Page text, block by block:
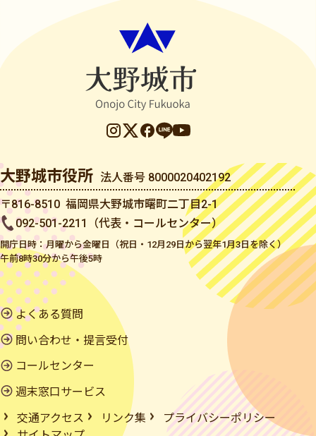
大野城市役所 法人番号 8000020402192
〒816-8510 福岡県大野城市曙町二丁目2-1
092-501-2211（代表・コールセンター）
開庁日時：月曜から金曜日（祝日・12月29日から翌年1月3日を除く）
午前8時30分から午後5時
よくある質問
問い合わせ・提言受付
コールセンター
週末窓口サービス
交通アクセス
リンク集
プライバシーポリシー